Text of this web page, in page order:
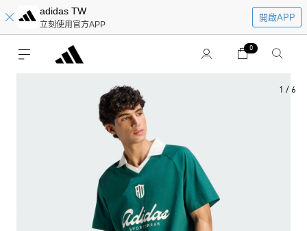
adidas TW
立刻使用官方APP
開啟APP
0
1 / 6